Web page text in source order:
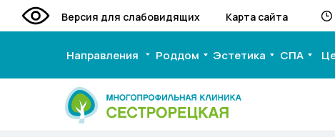
Версия для слабовидящих Карта сайта
Эстетика
Роддом СПА
Направления